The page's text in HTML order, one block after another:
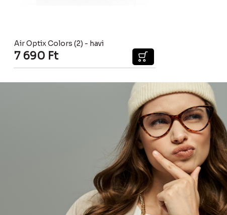
Air Optix Colors (2) - havi
7 690 Ft